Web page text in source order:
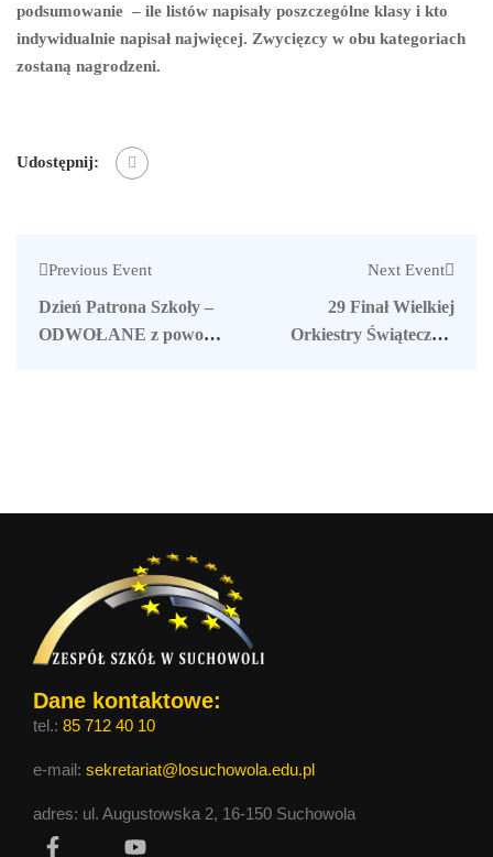
podsumowanie – ile listów napisały poszczególne klasy i kto
indywidualnie napisał najwięcej. Zwycięzcy w obu kategoriach
zostaną nagrodzeni.
Udostępnij:
Previous Event
Dzień Patrona Szkoły –
ODWOŁANE z powodu
Next Event
29 Finał Wielkiej
Orkiestry Świątecznej
Dane kontaktowe:
tel.: 85 712 40 10
e-mail: sekretariat@losuchowola.edu.pl
adres: ul. Augustowska 2, 16-150 Suchowola